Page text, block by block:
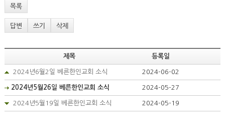
목록
답변 쓰기 삭제
제목 등록일
2024년6월2일 베른한인교회 소식 2024-06-02
2024년5월26일 베른한인교회 소식 2024-05-27
2024년5월19일 베른한인교회 소식 2024-05-19